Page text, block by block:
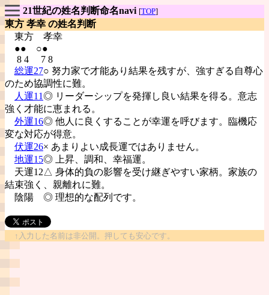
21世紀の姓名判断命名navi [TOP]
東方 孝幸 の姓名判断
東方 孝幸
●● ○●
8 4 7 8
総運27○ 努力家で才能あり結果を残すが、強すぎる自尊心
のため協調性に難。
人運11◎ リーダーシップを発揮し良い結果を得る。意志
強く才能に恵まれる。
外運16◎ 他人に良くすることが幸運を呼びます。臨機応
変な対応が得意。
伏運26× あまりよい成長運ではありません。
地運15◎ 上昇、調和、幸福運。
天運12△ 身体的負の影響を受け継ぎやすい家柄。家族の
結束強く、親離れに難。
陰陽 ◎ 理想的な配列です。
↑入力した名前は非公開。押しても安心です。